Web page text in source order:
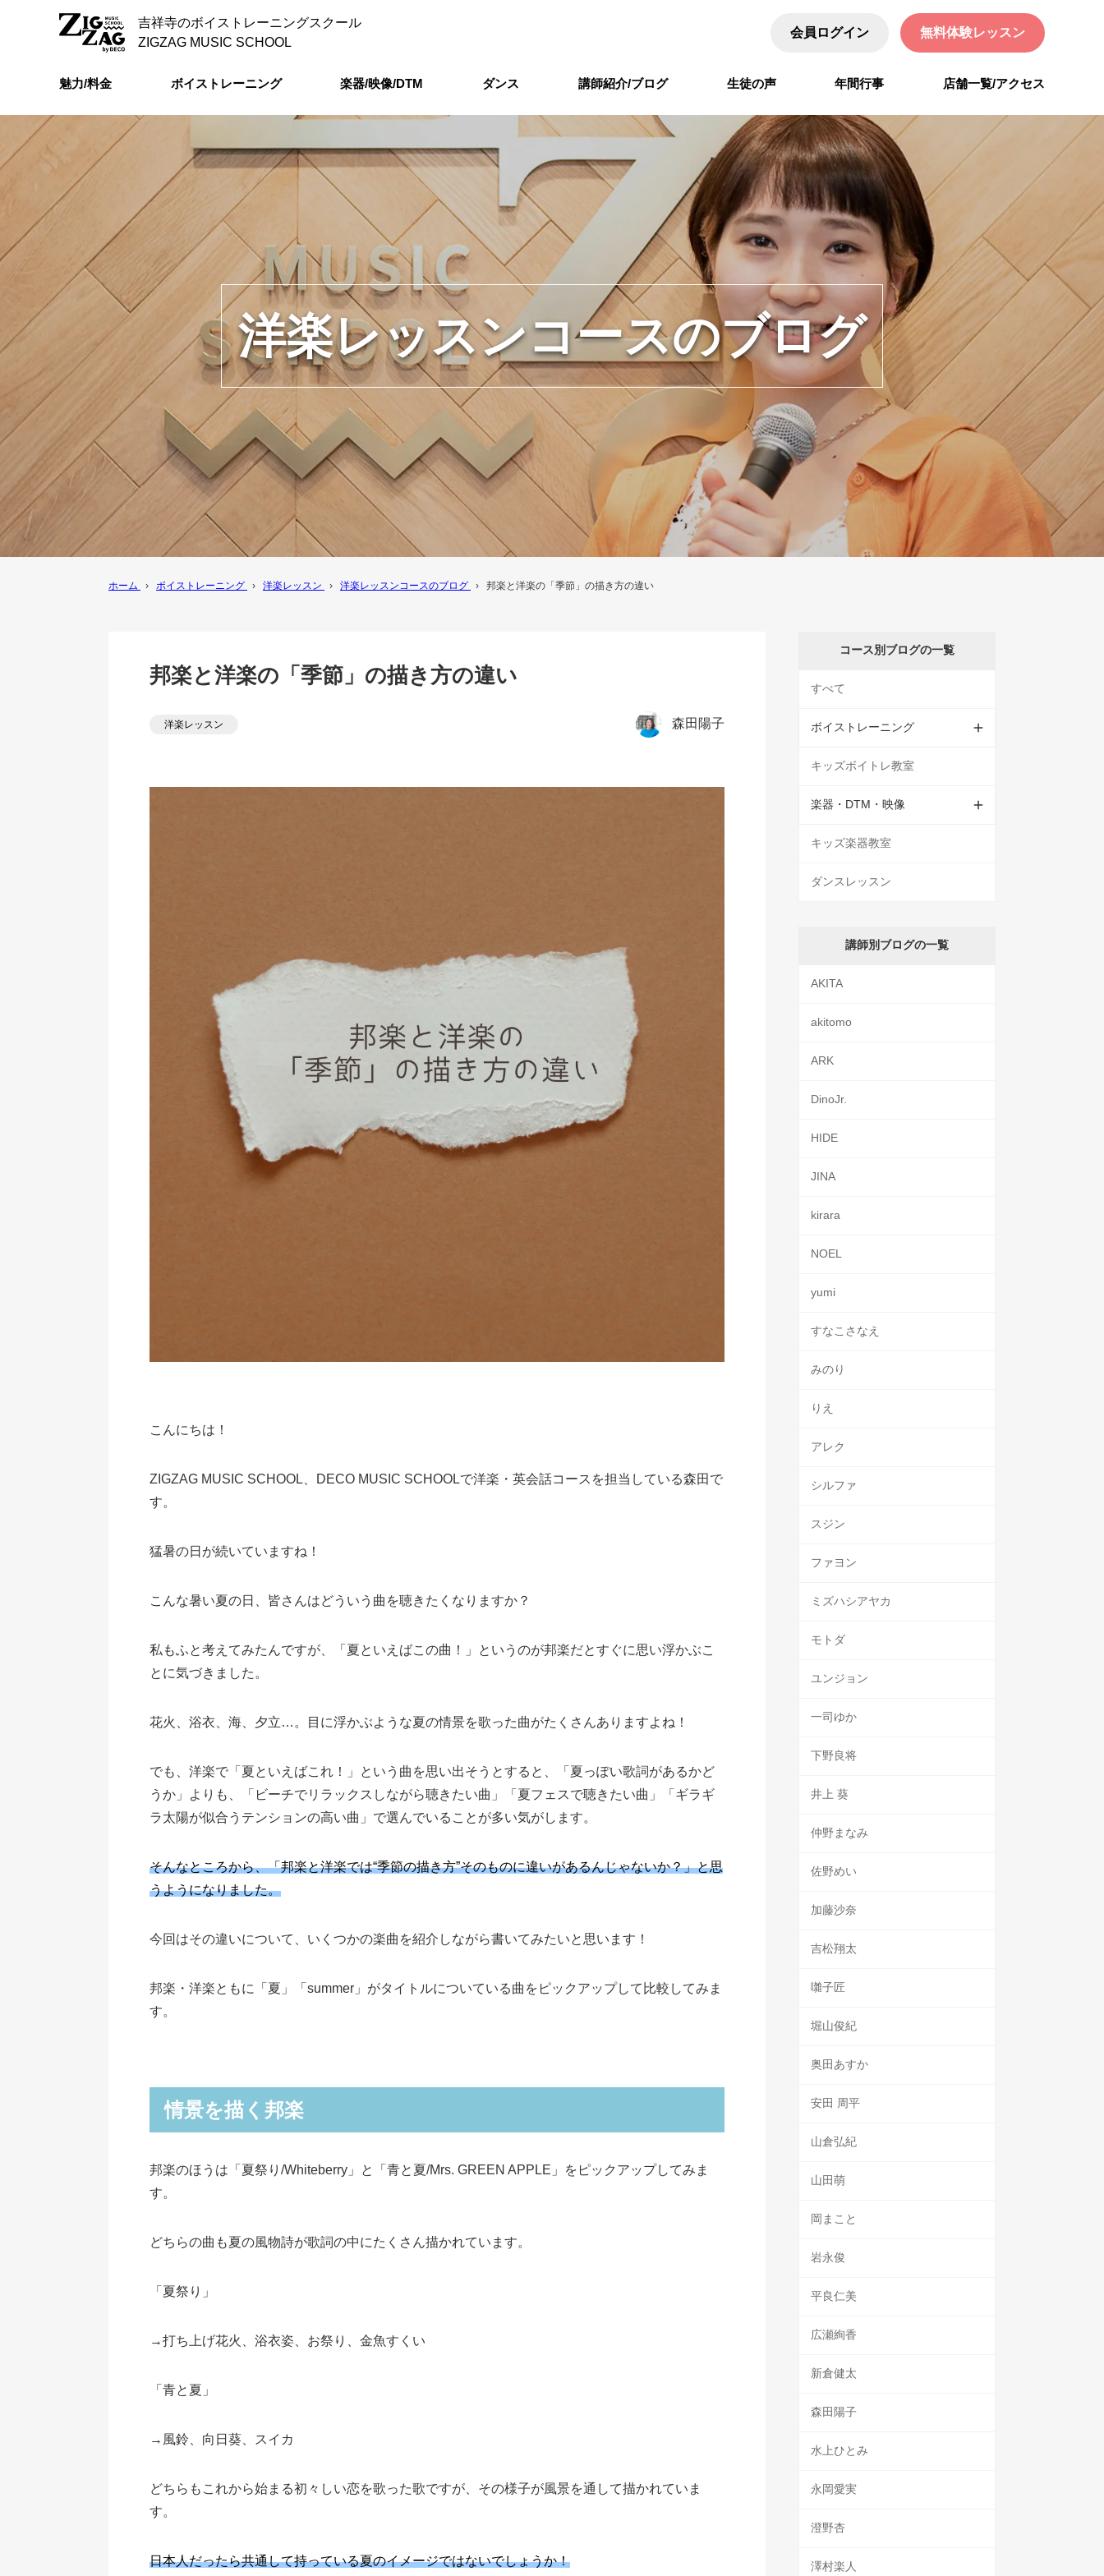
吉祥寺のボイストレーニングスクール
ZIGZAG MUSIC SCHOOL
会員ログイン 無料体験レッスン
魅力/料金 ボイストレーニング 楽器/映像/DTM ダンス 講師紹介/ブログ 生徒の声 年間行事 店舗一覧/アクセス
洋楽レッスンコースのブログ
ホーム › ボイストレーニング › 洋楽レッスン › 洋楽レッスンコースのブログ › 邦楽と洋楽の「季節」の描き方の違い
邦楽と洋楽の「季節」の描き方の違い
洋楽レッスン 森田陽子
こんにちは！
ZIGZAG MUSIC SCHOOL、DECO MUSIC SCHOOLで洋楽・英会話コースを担当している森田で
す。
猛暑の日が続いていますね！
こんな暑い夏の日、皆さんはどういう曲を聴きたくなりますか？
私もふと考えてみたんですが、「夏といえばこの曲！」というのが邦楽だとすぐに思い浮かぶこ
とに気づきました。
花火、浴衣、海、夕立…。目に浮かぶような夏の情景を歌った曲がたくさんありますよね！
でも、洋楽で「夏といえばこれ！」という曲を思い出そうとすると、「夏っぽい歌詞があるかど
うか」よりも、「ビーチでリラックスしながら聴きたい曲」「夏フェスで聴きたい曲」「ギラギ
ラ太陽が似合うテンションの高い曲」で選んでいることが多い気がします。
そんなところから、「邦楽と洋楽では“季節の描き方”そのものに違いがあるんじゃないか？」と思
うようになりました。
今回はその違いについて、いくつかの楽曲を紹介しながら書いてみたいと思います！
邦楽・洋楽ともに「夏」「summer」がタイトルについている曲をピックアップして比較してみま
す。
情景を描く邦楽
邦楽のほうは「夏祭り/Whiteberry」と「青と夏/Mrs. GREEN APPLE」をピックアップしてみま
す。
どちらの曲も夏の風物詩が歌詞の中にたくさん描かれています。
「夏祭り」
→打ち上げ花火、浴衣姿、お祭り、金魚すくい
「青と夏」
→風鈴、向日葵、スイカ
どちらもこれから始まる初々しい恋を歌った歌ですが、その様子が風景を通して描かれていま
す。
日本人だったら共通して持っている夏のイメージではないでしょうか！
コース別ブログの一覧
すべて
ボイストレーニング
キッズボイトレ教室
楽器・DTM・映像
キッズ楽器教室
ダンスレッスン
講師別ブログの一覧
AKITA
akitomo
ARK
DinoJr.
HIDE
JINA
kirara
NOEL
yumi
すなこさなえ
みのり
りえ
アレク
シルファ
スジン
ファヨン
ミズハシアヤカ
モトダ
ユンジョン
一司ゆか
下野良将
井上 葵
仲野まなみ
佐野めい
加藤沙奈
吉松翔太
囃子匠
堀山俊紀
奥田あすか
安田 周平
山倉弘紀
山田萌
岡まこと
岩永俊
平良仁美
広瀬絢香
新倉健太
森田陽子
水上ひとみ
永岡愛実
澄野杏
澤村楽人